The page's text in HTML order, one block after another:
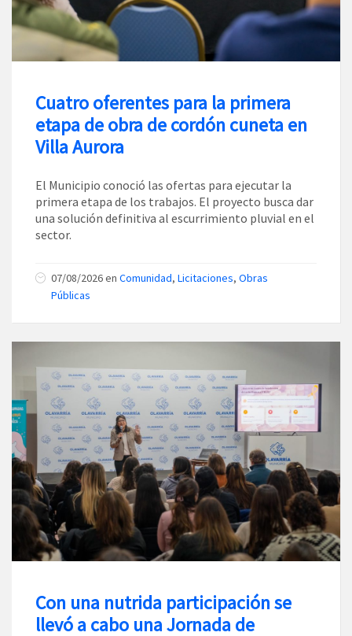
Cuatro oferentes para la primera
etapa de obra de cordón cuneta en
Villa Aurora
El Municipio conoció las ofertas para ejecutar la
primera etapa de los trabajos. El proyecto busca dar
una solución definitiva al escurrimiento pluvial en el
sector.
07/08/2026en Comunidad, Licitaciones, Obras
Públicas
Con una nutrida participación se
llevó a cabo una Jornada de